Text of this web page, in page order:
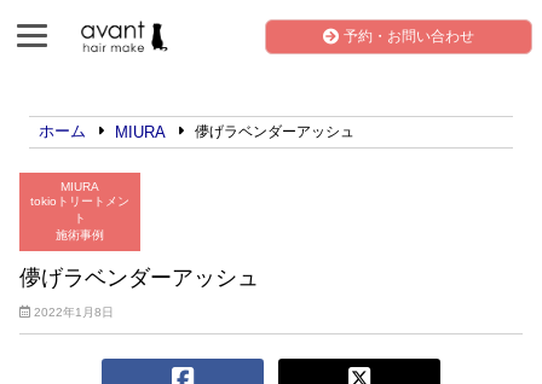
予約・お問い合わせ
ホーム MIURA 儚げラベンダーアッシュ
MIURA
tokioトリートメン
ト
施術事例
儚げラベンダーアッシュ
2022年1月8日